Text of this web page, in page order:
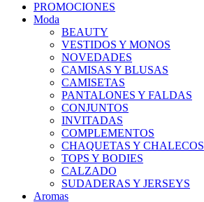
PROMOCIONES
Moda
BEAUTY
VESTIDOS Y MONOS
NOVEDADES
CAMISAS Y BLUSAS
CAMISETAS
PANTALONES Y FALDAS
CONJUNTOS
INVITADAS
COMPLEMENTOS
CHAQUETAS Y CHALECOS
TOPS Y BODIES
CALZADO
SUDADERAS Y JERSEYS
Aromas